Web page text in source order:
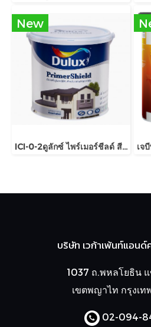
New
ICI-0-2ดูลักซ์ ไพร์เมอร์ชีลด์ สีรองพื้นปูนใหม่กันด่าง
บริษัท เวก้าเพ้นท์แอน
1037 ถ.พหลโยธิน
เขตพญาไท กรุงเ
02-094-